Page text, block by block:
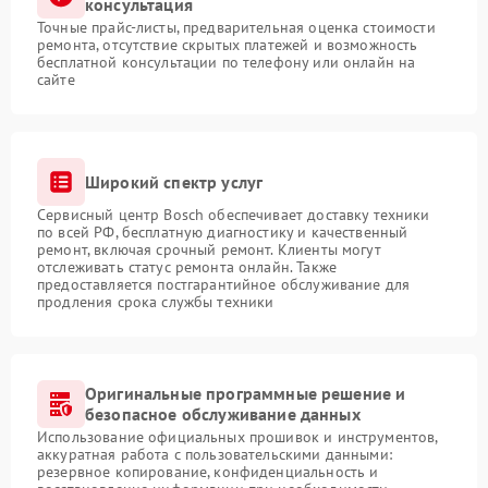
консультация
Точные прайс-листы, предварительная оценка стоимости
ремонта, отсутствие скрытых платежей и возможность
бесплатной консультации по телефону или онлайн на
сайте
Широкий спектр услуг
Сервисный центр Bosch обеспечивает доставку техники
по всей РФ, бесплатную диагностику и качественный
ремонт, включая срочный ремонт. Клиенты могут
отслеживать статус ремонта онлайн. Также
предоставляется постгарантийное обслуживание для
продления срока службы техники
Оригинальные программные решение и
безопасное обслуживание данных
Использование официальных прошивок и инструментов,
аккуратная работа с пользовательскими данными:
резервное копирование, конфиденциальность и